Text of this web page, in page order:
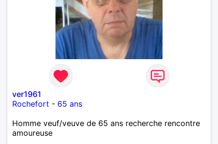
ver1961
Rochefort - 65 ans
Homme veuf/veuve de 65 ans recherche rencontre
amoureuse